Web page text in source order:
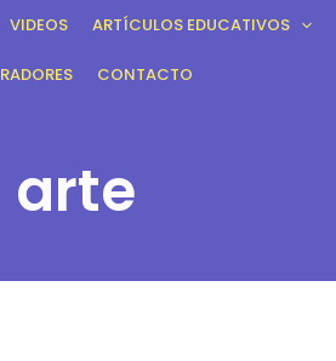
VIDEOS ARTÍCULOS EDUCATIVOS
CONTACTO
arte